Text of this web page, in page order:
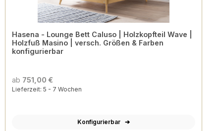
Hasena - Lounge Bett Caluso | Holzkopfteil Wave |
Holzfuß Masino | versch. Größen & Farben
konfigurierbar
ab 751,00 €
Lieferzeit: 5 - 7 Wochen
Konfigurierbar